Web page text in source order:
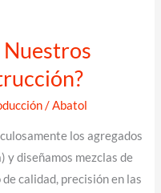
Nuestros
/Abatol
los agregados
y diseñamos mezclas de
calidad, precisión en las